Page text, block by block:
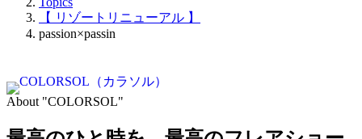
【 リゾートリニューアル 】
passion×passin
About "COLORSOL"